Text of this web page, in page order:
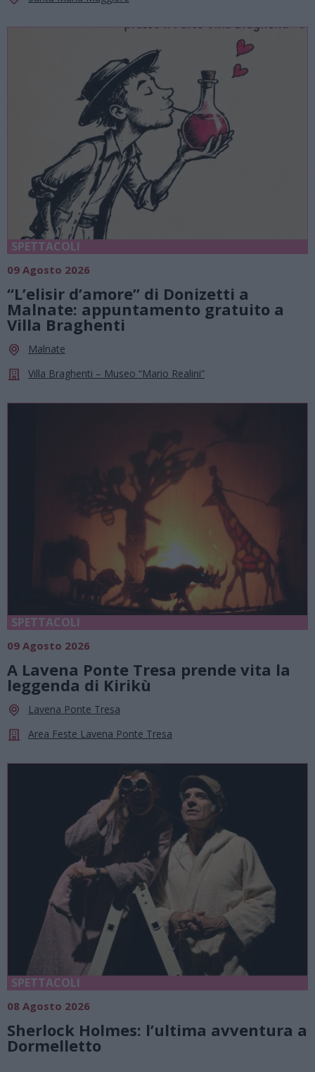
SPETTACOLI
09 Agosto 2026
“L’elisir d’amore” di Donizetti a
Malnate: appuntamento gratuito a
Villa Braghenti
Malnate
Villa Braghenti – Museo “Mario Realini”
SPETTACOLI
09 Agosto 2026
A Lavena Ponte Tresa prende vita la
leggenda di Kirikù
Lavena Ponte Tresa
Area Feste Lavena Ponte Tresa
SPETTACOLI
08 Agosto 2026
Sherlock Holmes: l’ultima avventura a
Dormelletto